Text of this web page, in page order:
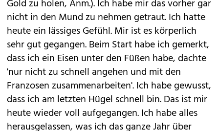
Gold zu holen, Anm.). Ich habe mir das vorher gar
nicht in den Mund zu nehmen getraut. Ich hatte
heute ein lässiges Gefühl. Mir ist es körperlich
sehr gut gegangen. Beim Start habe ich gemerkt,
dass ich ein Eisen unter den Füßen habe, dachte
'nur nicht zu schnell angehen und mit den
Franzosen zusammenarbeiten'. Ich habe gewusst,
dass ich am letzten Hügel schnell bin. Das ist mir
heute wieder voll aufgegangen. Ich habe alles
herausgelassen, was ich das ganze Jahr über